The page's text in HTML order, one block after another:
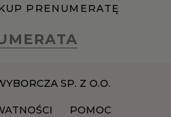
PRENUMERATĘ
SP. Z O.O.
POMOC